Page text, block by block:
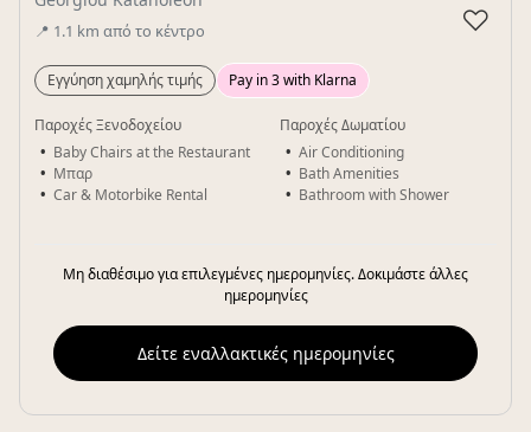
📍 1.1 km από το κέντρο ♡
Εγγύηση χαμηλής τιμής Pay in 3 with Klarna
Παροχές Ξενοδοχείου
Baby Chairs at the Restaurant
Μπαρ
Car & Motorbike Rental
Παροχές Δωματίου
Air Conditioning
Bath Amenities
Bathroom with Shower
Μη διαθέσιμο για επιλεγμένες ημερομηνίες. Δοκιμάστε άλλες
ημερομηνίες
Δείτε εναλλακτικές ημερομηνίες